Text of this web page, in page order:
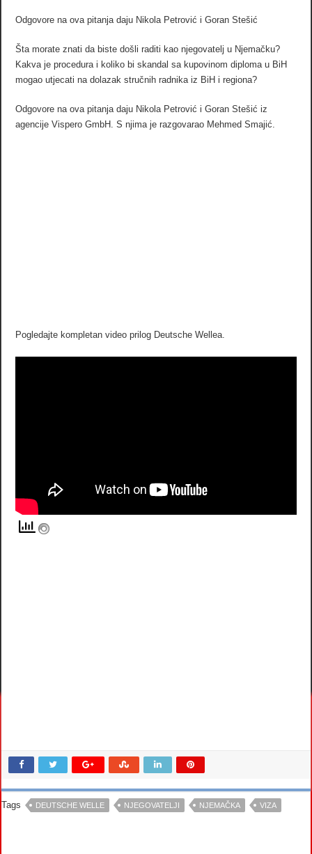
Odgovore na ova pitanja daju Nikola Petrović i Goran Stešić
Šta morate znati da biste došli raditi kao njegovatelj u Njemačku?
Kakva je procedura i koliko bi skandal sa kupovinom diploma u BiH
mogao utjecati na dolazak stručnih radnika iz BiH i regiona?
Odgovore na ova pitanja daju Nikola Petrović i Goran Stešić iz
agencije Vispero GmbH. S njima je razgovarao Mehmed Smajić.
Pogledajte kompletan video prilog Deutsche Wellea.
Tags DEUTSCHE WELLE NJEGOVATELJI NJEMAČKA VIZA